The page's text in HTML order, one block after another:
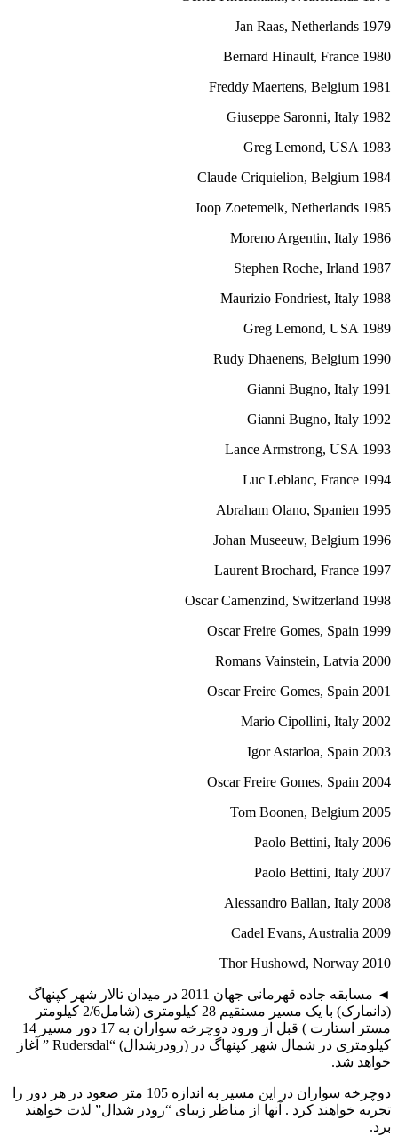
1979 Jan Raas, Netherlands
1980 Bernard Hinault, France
1981 Freddy Maertens, Belgium
1982 Giuseppe Saronni, Italy
1983 Greg Lemond, USA
1984 Claude Criquielion, Belgium
1985 Joop Zoetemelk, Netherlands
1986 Moreno Argentin, Italy
1987 Stephen Roche, Irland
1988 Maurizio Fondriest, Italy
1989 Greg Lemond, USA
1990 Rudy Dhaenens, Belgium
1991 Gianni Bugno, Italy
1992 Gianni Bugno, Italy
1993 Lance Armstrong, USA
1994 Luc Leblanc, France
1995 Abraham Olano, Spanien
1996 Johan Museeuw, Belgium
1997 Laurent Brochard, France
1998 Oscar Camenzind, Switzerland
1999 Oscar Freire Gomes, Spain
2000 Romans Vainstein, Latvia
2001 Oscar Freire Gomes, Spain
2002 Mario Cipollini, Italy
2003 Igor Astarloa, Spain
2004 Oscar Freire Gomes, Spain
2005 Tom Boonen, Belgium
2006 Paolo Bettini, Italy
2007 Paolo Bettini, Italy
2008 Alessandro Ballan, Italy
2009 Cadel Evans, Australia
2010 Thor Hushowd, Norway
◄ مسابقه جاده قهرمانی جهان 2011 در میدان تالار شهر کپنهاگ
(دانمارک) با یک مسیر مستقیم 28 کیلومتری (شامل2/6 کیلومتر
مستر استارت ) قبل از ورود دوچرخه سواران به 17 دور مسیر 14
کیلومتری در شمال شهر کپنهاگ در (رودرشدال) “Rudersdal ” آغاز
خواهد شد.
دوچرخه سواران در این مسیر به اندازه 105 متر صعود در هر دور را
تجربه خواهند کرد . آنها از مناظر زیبای “رودر شدال” لذت خواهند
برد.